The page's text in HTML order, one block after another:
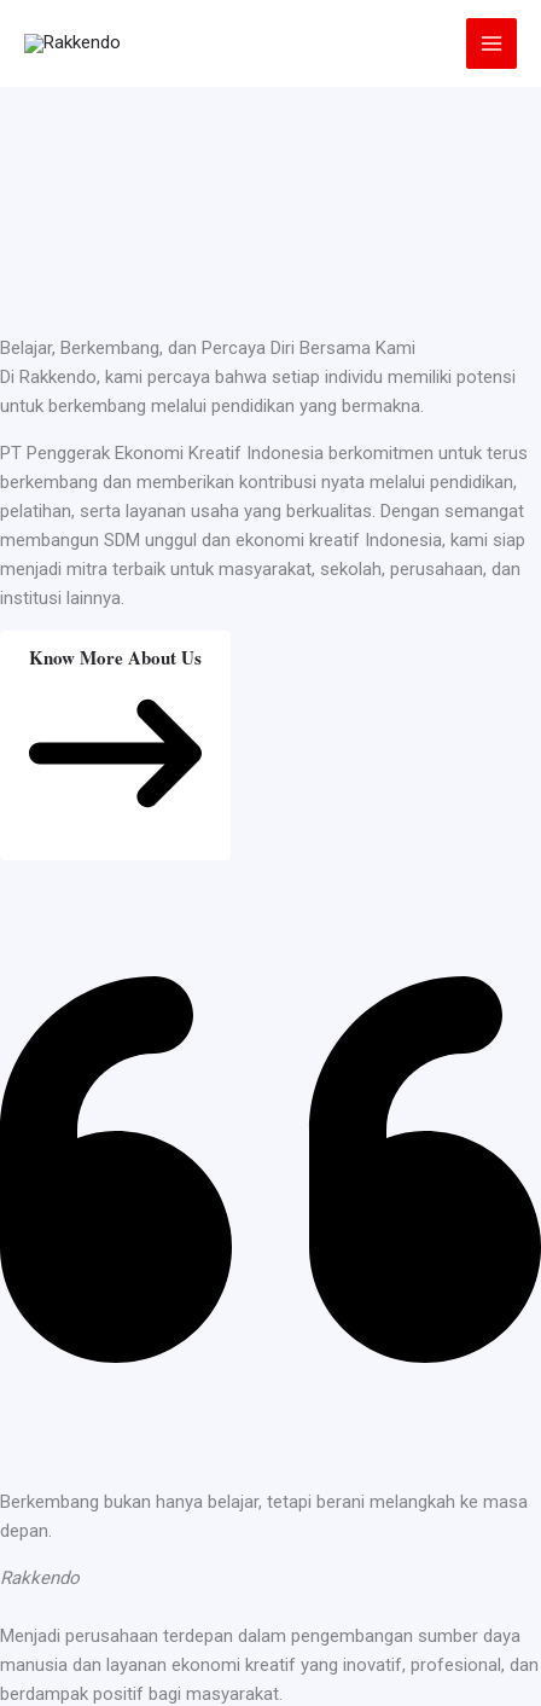
Belajar, Berkembang, dan Percaya Diri Bersama Kami
Di Rakkendo, kami percaya bahwa setiap individu memiliki potensi
untuk berkembang melalui pendidikan yang bermakna.
PT Penggerak Ekonomi Kreatif Indonesia berkomitmen untuk terus
berkembang dan memberikan kontribusi nyata melalui pendidikan,
pelatihan, serta layanan usaha yang berkualitas. Dengan semangat
membangun SDM unggul dan ekonomi kreatif Indonesia, kami siap
menjadi mitra terbaik untuk masyarakat, sekolah, perusahaan, dan
institusi lainnya.
Know More About Us
Berkembang bukan hanya belajar, tetapi berani melangkah ke masa
depan.
Rakkendo
Menjadi perusahaan terdepan dalam pengembangan sumber daya
manusia dan layanan ekonomi kreatif yang inovatif, profesional, dan
berdampak positif bagi masyarakat.